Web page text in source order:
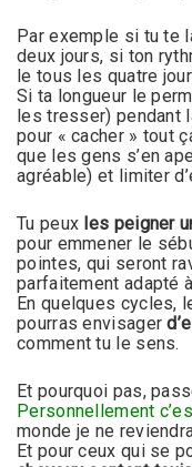
Par exemple si tu te
deux jours, si ton
le tous les quatre
Si ta longueur le
les tresser) pendant
pour « cacher » tout
que les gens s’en
agréable) et limiter
Tu peux les peigner
pour emmener le
pointes, qui seront
parfaitement adapté
En quelques cycles,
pourras envisager
comment tu le sens.
Et pourquoi pas,
Personnellement
monde je ne
Et pour ceux qui se